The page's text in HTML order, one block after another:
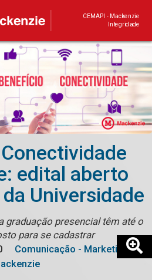
CEMAPI - Mackenzie
Integridade
edital aberto
Universidade
graduação presencial têm até o
para se cadastrar
Comunicação - Marketing